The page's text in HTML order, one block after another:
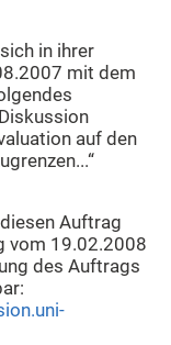
in ihrer
mit dem
auf den
Auftrag
vom 19.02.2008
des Auftrags